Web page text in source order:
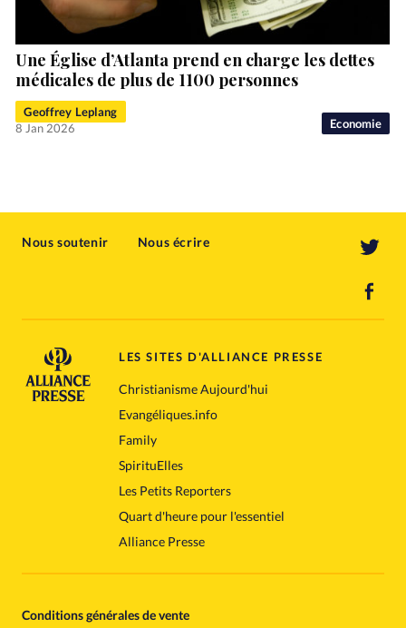
Economie
Une Église d’Atlanta prend en charge les dettes
médicales de plus de 1100 personnes
Geoffrey Leplang
8 Jan 2026
Nous soutenir Nous écrire
LES SITES D'ALLIANCE PRESSE
Christianisme Aujourd'hui
Evangéliques.info
Family
SpirituElles
Les Petits Reporters
Quart d'heure pour l'essentiel
Alliance Presse
Conditions générales de vente